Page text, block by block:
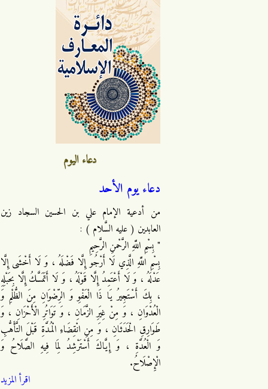
دعاء اليوم
دعاء يوم الأحد
من أدعية الإمام علي بن الحسين السجاد زين
العابدين ( عليه السَّلام ) :
" بِسْمِ اللَّهِ الرَّحْمنِ الرَّحِيمِ
بِسْمِ اللَّهِ الَّذِي لَا أَرْجُو إِلَّا فَضْلَهُ ، وَ لَا أَخْشَى إِلَّا
عَدْلَهُ ، وَ لَا أَعْتَمِدُ إِلَّا قَوْلَهُ ، وَ لَا أَتَمَسَّكُ إِلَّا بِحَبْلِهِ
، بِكَ أَسْتَجِيرُ يَا ذَا الْعَفْوِ وَ الرِّضْوَانِ مِنَ الظُّلْمِ وَ
الْعُدْوَانِ ، وَ مِنْ غِيَرِ الزَّمَانِ ، وَ تَوَاتُرِ الْأَحْزَانِ ، وَ
طَوَارِقِ الْحَدَثَانِ ، وَ مِنِ انْقِضَاءِ الْمُدَّةِ قَبْلَ التَّأَهُّبِ
وَ الْعُدَّةِ ، وَ إِيَّاكَ أَسْتَرْشِدُ لِمَا فِيهِ الصَّلَاحُ وَ
الْإِصْلَاحُ.
اقرأ المزيد